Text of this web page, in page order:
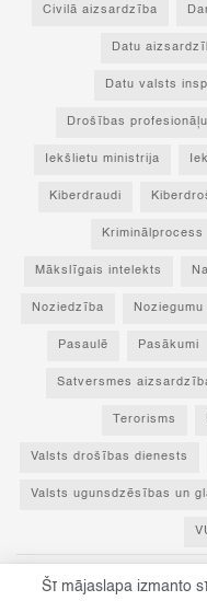
Civilā aizsardzība
Datu
Datu valsts
Drošības
Iekšlietu ministrija
Kiberdraudi
Kriminālprocess
Mākslīgais intelekts
Noziedzība
Pasaulē Pasākumi
Satversmes
Terorisms
Valsts drošības dienests
Valsts ugunsdzēsības un
Šī mājaslapa izmanto